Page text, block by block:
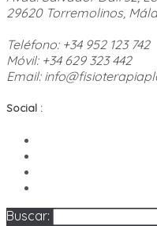
29620 Torremolinos,
Teléfono: +34 952 123 742
Móvil: +34 629 323 442
Email:
Social :
Buscar: